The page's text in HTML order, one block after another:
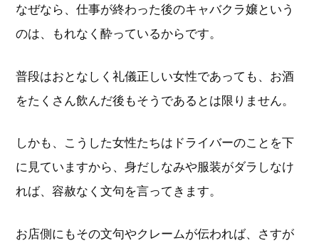
なぜなら、仕事が終わった後のキャバクラ嬢という
のは、もれなく酔っているからです。
普段はおとなしく礼儀正しい女性であっても、お酒
をたくさん飲んだ後もそうであるとは限りません。
しかも、こうした女性たちはドライバーのことを下
に見ていますから、身だしなみや服装がダラしなけ
れば、容赦なく文句を言ってきます。
お店側にもその文句やクレームが伝われば、さすが